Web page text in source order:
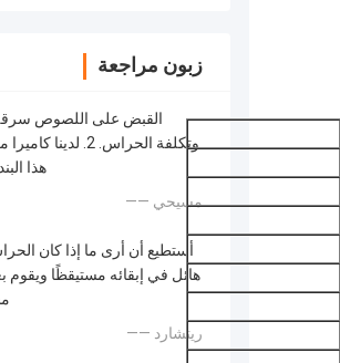
زبون مراجعة
وتكلفة الحراس. 2.
هذا
—— مسيحي
أستطيع أن أرى ما إذا كان
هائل في إبقائه مستيقظًا ويقوم
—— ريتشارد